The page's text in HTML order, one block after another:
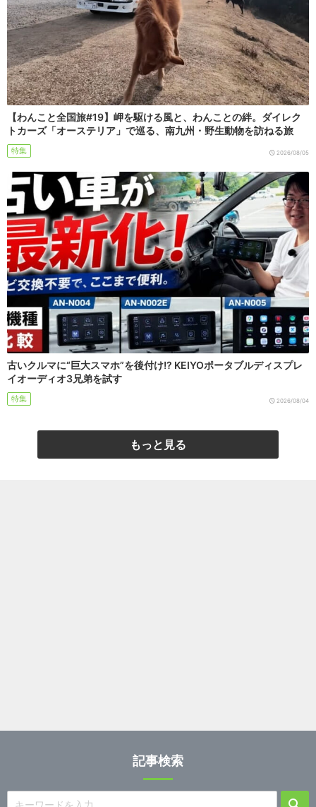
【わんこと全国旅#19】岬を駆ける風と、わんことの絆。ダイレク
トカーズ「オーステリア」で巡る、南九州・野生動物を訪ねる旅
特集 2026/08/05
古いクルマに“巨大スマホ”を後付け!? KEIYOポータブルディスプレ
イオーディオ3兄弟を試す
特集 2026/08/04
もっと見る
記事検索